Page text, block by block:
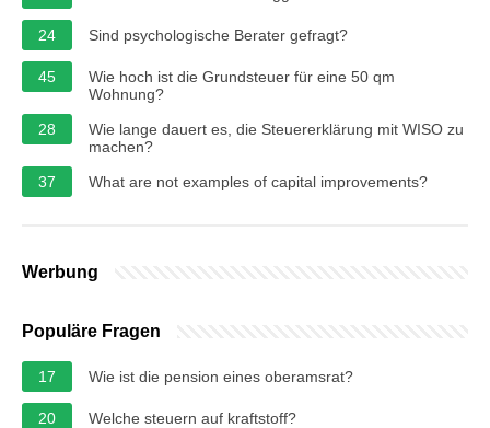
24 Sind psychologische Berater gefragt?
45
Wie hoch ist die Grundsteuer für eine 50 qm
Wohnung?
28
Wie lange dauert es, die Steuererklärung mit WISO zu
machen?
37
What are not examples of capital improvements?
Werbung
Populäre Fragen
17 Wie ist die pension eines oberamsrat?
20 Welche steuern auf kraftstoff?